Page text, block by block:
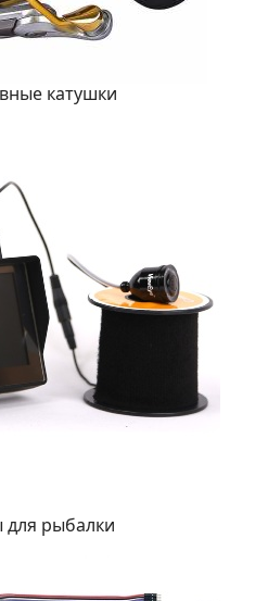
катушки
рыбалки